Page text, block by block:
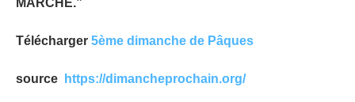
Télécharger 5ème dimanche de Pâques
source https://dimancheprochain.org/